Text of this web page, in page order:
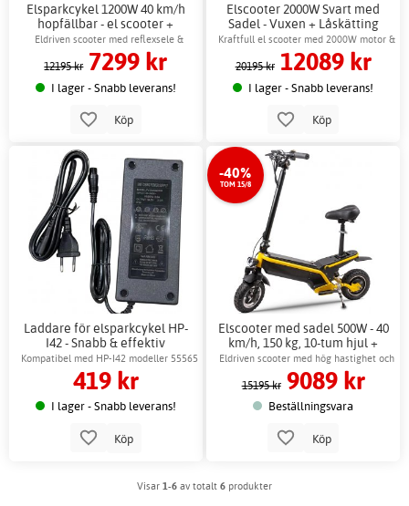
Elsparkcykel 1200W 40 km/h
hopfällbar - el scooter +
Låskätting
Eldriven scooter med reflexsele &
skivbroms
12195 kr 7299 kr
I lager - Snabb leverans!
Köp
Elscooter 2000W Svart med
Sadel - Vuxen + Låskätting
Kraftfull el scooter med 2000W motor &
stötdämpare
20195 kr 12089 kr
I lager - Snabb leverans!
Köp
Laddare för elsparkcykel HP-
I42 - Snabb & effektiv
Kompatibel med HP-I42 modeller 55565
& 56784
419 kr
I lager - Snabb leverans!
Köp
-40%
TOM 15/8
Elscooter med sadel 500W - 40
km/h, 150 kg, 10-tum hjul +
Låskätting
Eldriven scooter med hög hastighet och
räckvidd
15195 kr 9089 kr
Beställningsvara
Köp
Visar 1-6 av totalt 6 produkter